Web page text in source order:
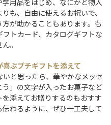
用品をはじめ、なにかと物入
も、自由に使えるお祝いで、
が助かることもあります。も
トカード、カタログギフトな
。
ぶプチギフトを添えて
と思ったら、華やかなメッセ
」の文字が入ったお菓子など
添えてお贈りするのもおすす
わるように、ぜひ一工夫して